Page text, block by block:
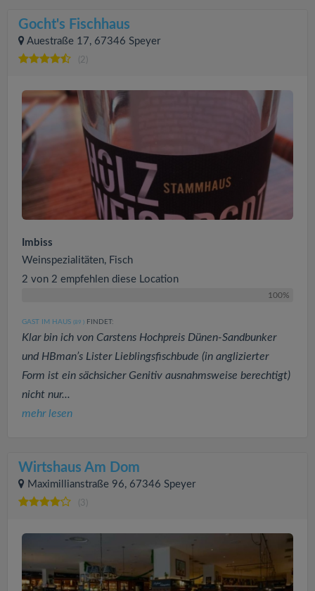
Gocht's Fischhaus
Auestraße 17, 67346 Speyer
(2)
Imbiss
Weinspezialitäten, Fisch
2 von 2 empfehlen diese Location
100%
GAST IM HAUS (89 ) FINDET:
Klar bin ich von Carstens Hochpreis Dünen-Sandbunker
und HBman’s Lister Lieblingsfischbude (in anglizierter
Form ist ein sächsicher Genitiv ausnahmsweise berechtigt)
nicht nur...
mehr lesen
Wirtshaus Am Dom
Maximillianstraße 96, 67346 Speyer
(3)